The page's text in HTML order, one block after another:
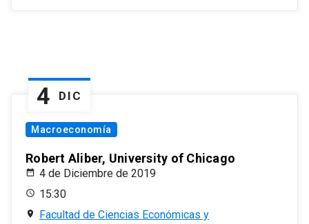
4 DIC
Macroeconomía
Robert Aliber, University of Chicago
4 de Diciembre de 2019
15:30
Facultad de Ciencias Económicas y